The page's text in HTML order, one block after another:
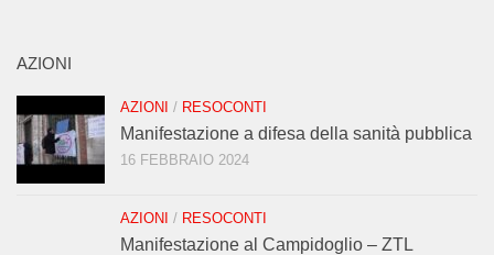
AZIONI
AZIONI / RESOCONTI
Manifestazione a difesa della sanità pubblica
16 FEBBRAIO 2024
AZIONI / RESOCONTI
Manifestazione al Campidoglio – ZTL